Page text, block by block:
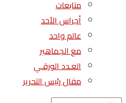
متابعات
أجراس الأحد
عالم واحد
مع الجماهير
العـدد الورقـي
مقال رئيس التحرير